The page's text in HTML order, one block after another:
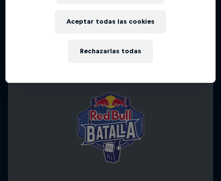
Rechazarlas todas
Aceptar todas las cookies